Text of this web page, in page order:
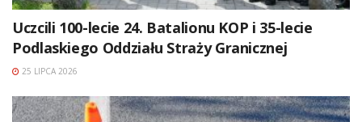
Uczcili 100-lecie 24. Batalionu KOP i 35-lecie
Podlaskiego Oddziału Straży Granicznej
25 LIPCA 2026